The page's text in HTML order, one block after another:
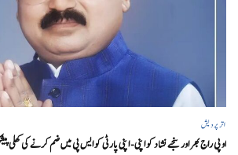
اتر پردیش
او پی راج بھر اور سنجے نشاد کو اپنی- اپنی پارٹی کو ایس پی میں ضم کرنے کی کھلی